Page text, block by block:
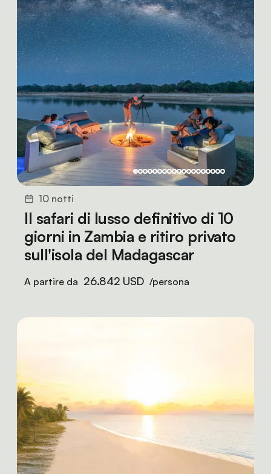
10 notti
Il safari di lusso definitivo di 10
giorni in Zambia e ritiro privato
sull'isola del Madagascar
A partire da 26.842 USD /persona